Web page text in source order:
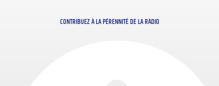
CONTRIBUEZ À LA PÉRENNITÉ DE LA RADIO